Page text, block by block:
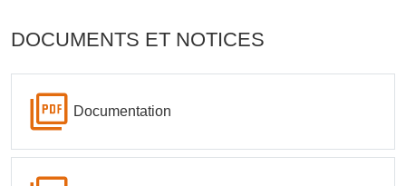
DOCUMENTS ET NOTICES
Documentation